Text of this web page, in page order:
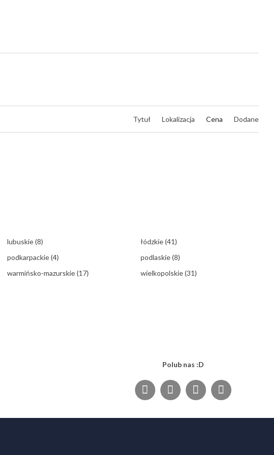
Tytuł Lokalizacja Cena Dodane
lubuskie(8) łódzkie(41)
podkarpackie(4) podlaskie(8)
warmińsko-mazurskie(17) wielkopolskie(31)
Polub nas :D